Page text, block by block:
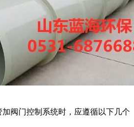
阀门控制系统时，应遵循以下几个